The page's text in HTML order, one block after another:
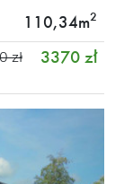
110,34m2
3370 zł
zł